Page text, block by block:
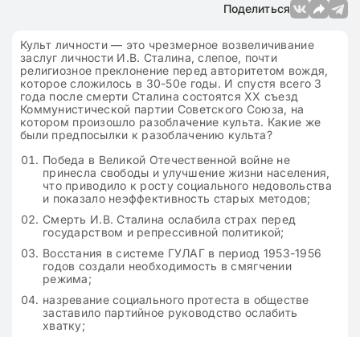
Поделиться
Культ личности — это чрезмерное возвеличивание
заслуг личности И.В. Сталина, слепое, почти
религиозное преклонение перед авторитетом вождя,
которое сложилось в 30-50е годы. И спустя всего 3
года после смерти Сталина состоятся XX съезд
Коммунистической партии Советского Союза, на
котором произошло разоблачение культа. Какие же
были предпосылки к разоблачению культа?
Победа в Великой Отечественной войне не
принесла свободы и улучшение жизни населения,
что приводило к росту социального недовольства
и показало неэффективность старых методов;
Смерть И.В. Сталина ослабила страх перед
государством и репрессивной политикой;
Восстания в системе ГУЛАГ в период 1953-1956
годов создали необходимость в смягчении
режима;
назревание социального протеста в обществе
заставило партийное руководство ослабить
хватку;